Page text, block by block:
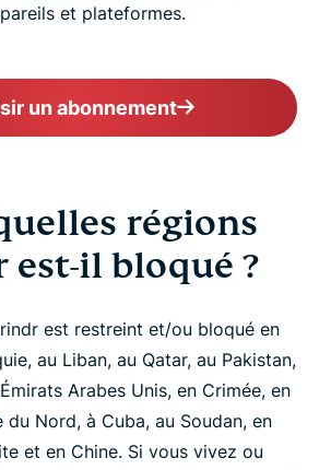
et plateformes.
un abonnement
régions
est-il bloqué ?
est restreint et/ou bloqué en
au Liban, au Qatar, au Pakistan,
Arabes Unis, en Crimée, en
du Nord, à Cuba, au Soudan, en
et en Chine. Si vous vivez ou